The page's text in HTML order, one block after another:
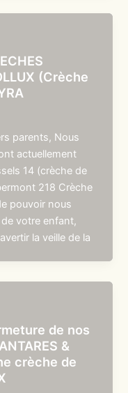
(Crèche
parents, Nous
actuellement
14 (crèche de
218 Crèche
pouvoir nous
de votre enfant,
la veille de la
de nos
&
crèche de